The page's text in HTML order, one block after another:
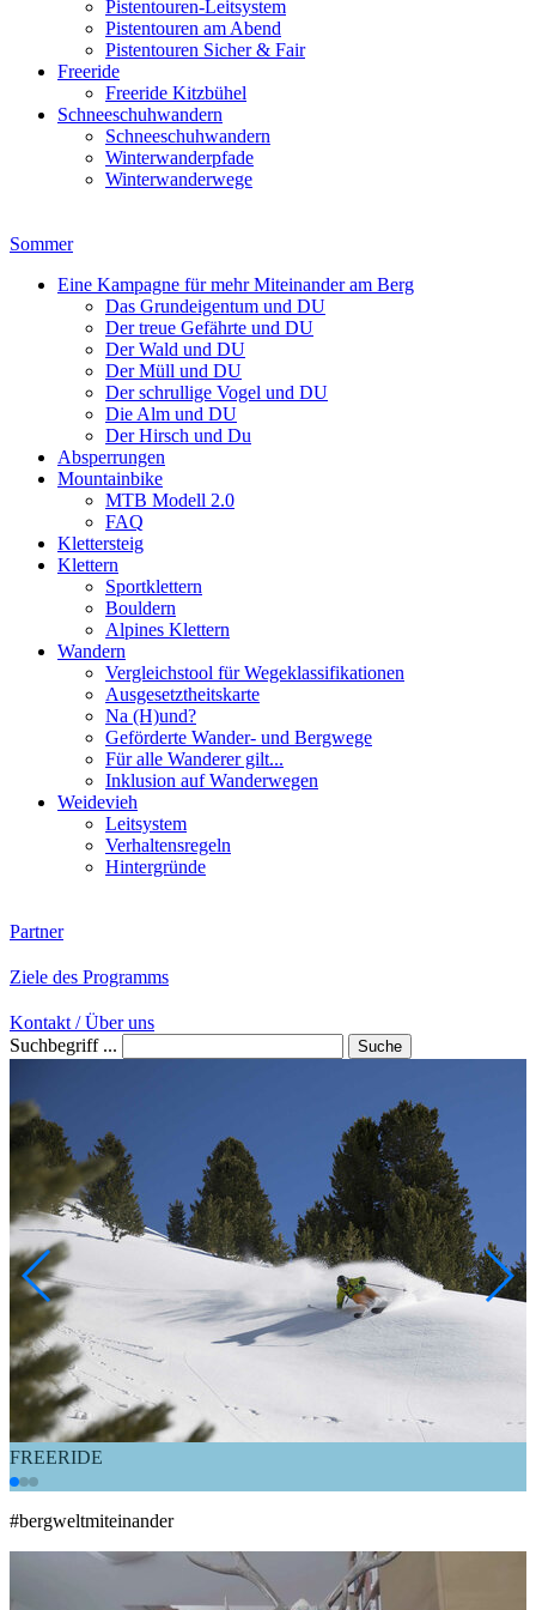
Pistentouren-Leitsystem
Pistentouren am Abend
Pistentouren Sicher & Fair
Freeride
Freeride Kitzbühel
Schneeschuhwandern
Schneeschuhwandern
Winterwanderpfade
Winterwanderwege
Sommer
Eine Kampagne für mehr Miteinander am Berg
Das Grundeigentum und DU
Der treue Gefährte und DU
Der Wald und DU
Der Müll und DU
Der schrullige Vogel und DU
Die Alm und DU
Der Hirsch und Du
Absperrungen
Mountainbike
MTB Modell 2.0
FAQ
Klettersteig
Klettern
Sportklettern
Bouldern
Alpines Klettern
Wandern
Vergleichstool für Wegeklassifikationen
Ausgesetztheitskarte
Na (H)und?
Geförderte Wander- und Bergwege
Für alle Wanderer gilt...
Inklusion auf Wanderwegen
Weidevieh
Leitsystem
Verhaltensregeln
Hintergründe
Partner
Ziele des Programms
Kontakt / Über uns
Suchbegriff ...
FREERIDE
#bergweltmiteinander